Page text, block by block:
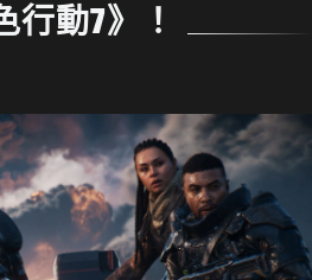
行動7》！